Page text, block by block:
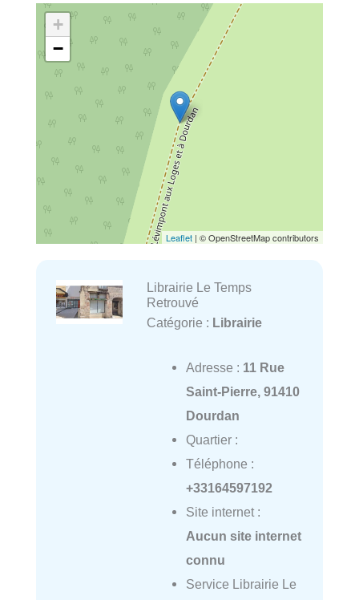
+
−
Leaflet | © OpenStreetMap contributors
Librairie Le Temps
Retrouvé
Catégorie : Librairie
Adresse : 11 Rue
Saint-Pierre, 91410
Dourdan
Quartier :
Téléphone :
+33164597192
Site internet :
Aucun site internet
connu
Service Librairie Le